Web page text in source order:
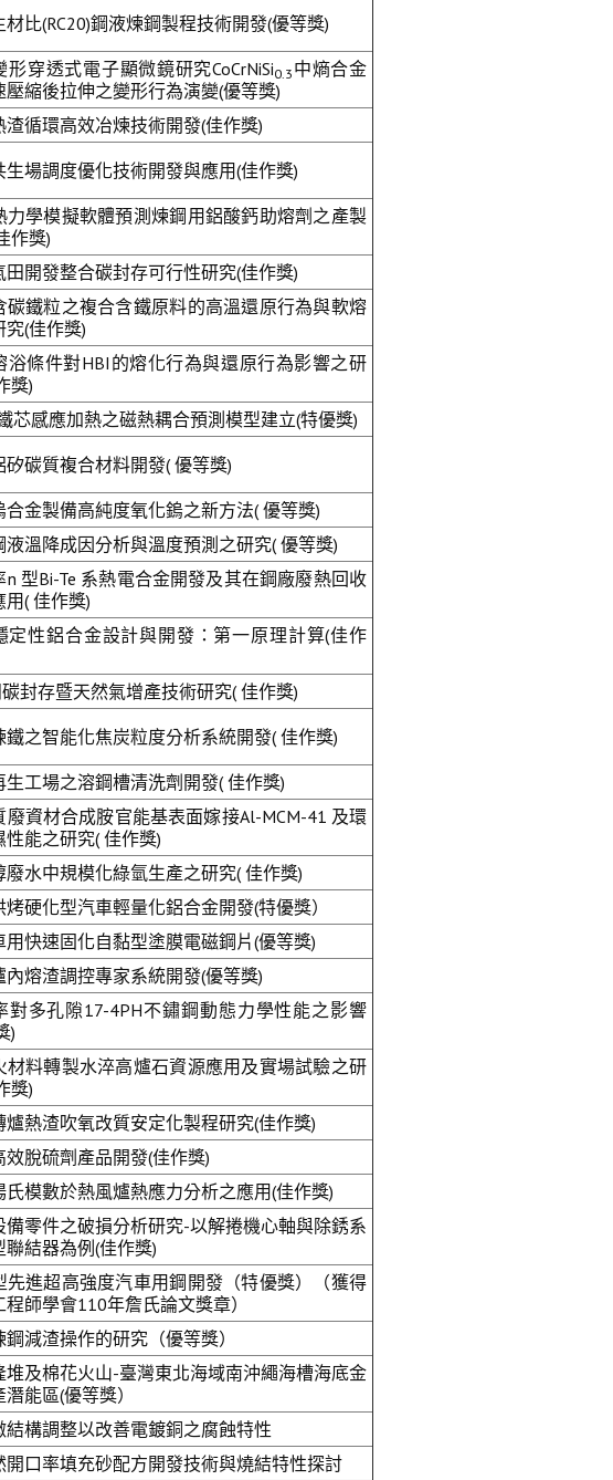
材比(RC20)鋼液煉鋼製程技術開發(優等獎)
形穿透式電子顯微鏡研究CoCrNiSi0.3 中熵合金
壓縮後拉伸之變形行為演變(優等獎)
渣循環高效冶煉技術開發(佳作獎)
生場調度優化技術開發與應用(佳作獎)
力學模擬軟體預測煉鋼用鋁酸鈣助熔劑之產製
作獎)
田開發整合碳封存可行性研究(佳作獎)
碳鐵粒之複合含鐵原料的高溫還原行為與軟熔
究(佳作獎)
浴條件對HBI的熔化行為與還原行為影響之研
獎)
芯感應加熱之磁熱耦合預測模型建立(特優獎)
矽碳質複合材料開發( 優等獎)
合金製備高純度氧化鎢之新方法( 優等獎)
液溫降成因分析與溫度預測之研究( 優等獎)
n 型Bi-Te 系熱電合金開發及其在鋼廠廢熱回收
用( 佳作獎)
定性鋁合金設計與開發：第一原理計算(佳作
封存暨天然氣增產技術研究( 佳作獎)
鐵之智能化焦炭粒度分析系統開發( 佳作獎)
生工場之溶鋼槽清洗劑開發( 佳作獎)
廢資材合成胺官能基表面嫁接Al-MCM-41 及環
性能之研究( 佳作獎)
廢水中規模化綠氫生產之研究( 佳作獎)
烤硬化型汽車輕量化鋁合金開發(特優獎）
用快速固化自黏型塗膜電磁鋼片(優等獎)
內熔渣調控專家系統開發(優等獎)
對多孔隙17-4PH不鏽鋼動態力學性能之影響
)
材料轉製水淬高爐石資源應用及實場試驗之研
獎)
爐熱渣吹氧改質安定化製程研究(佳作獎)
效脫硫劑產品開發(佳作獎)
氏模數於熱風爐熱應力分析之應用(佳作獎)
備零件之破損分析研究-以解捲機心軸與除銹系
聯結器為例(佳作獎)
先進超高強度汽車用鋼開發（特優獎）（獲得
程師學會110年詹氏論文獎章）
減渣操作的研究（優等獎）
堆及棉花火山-臺灣東北海域南沖繩海槽海底金
能區(優等獎）
結構調整以改善電鍍銅之腐蝕特性
開口率填充砂配方開發技術與燒結特性探討